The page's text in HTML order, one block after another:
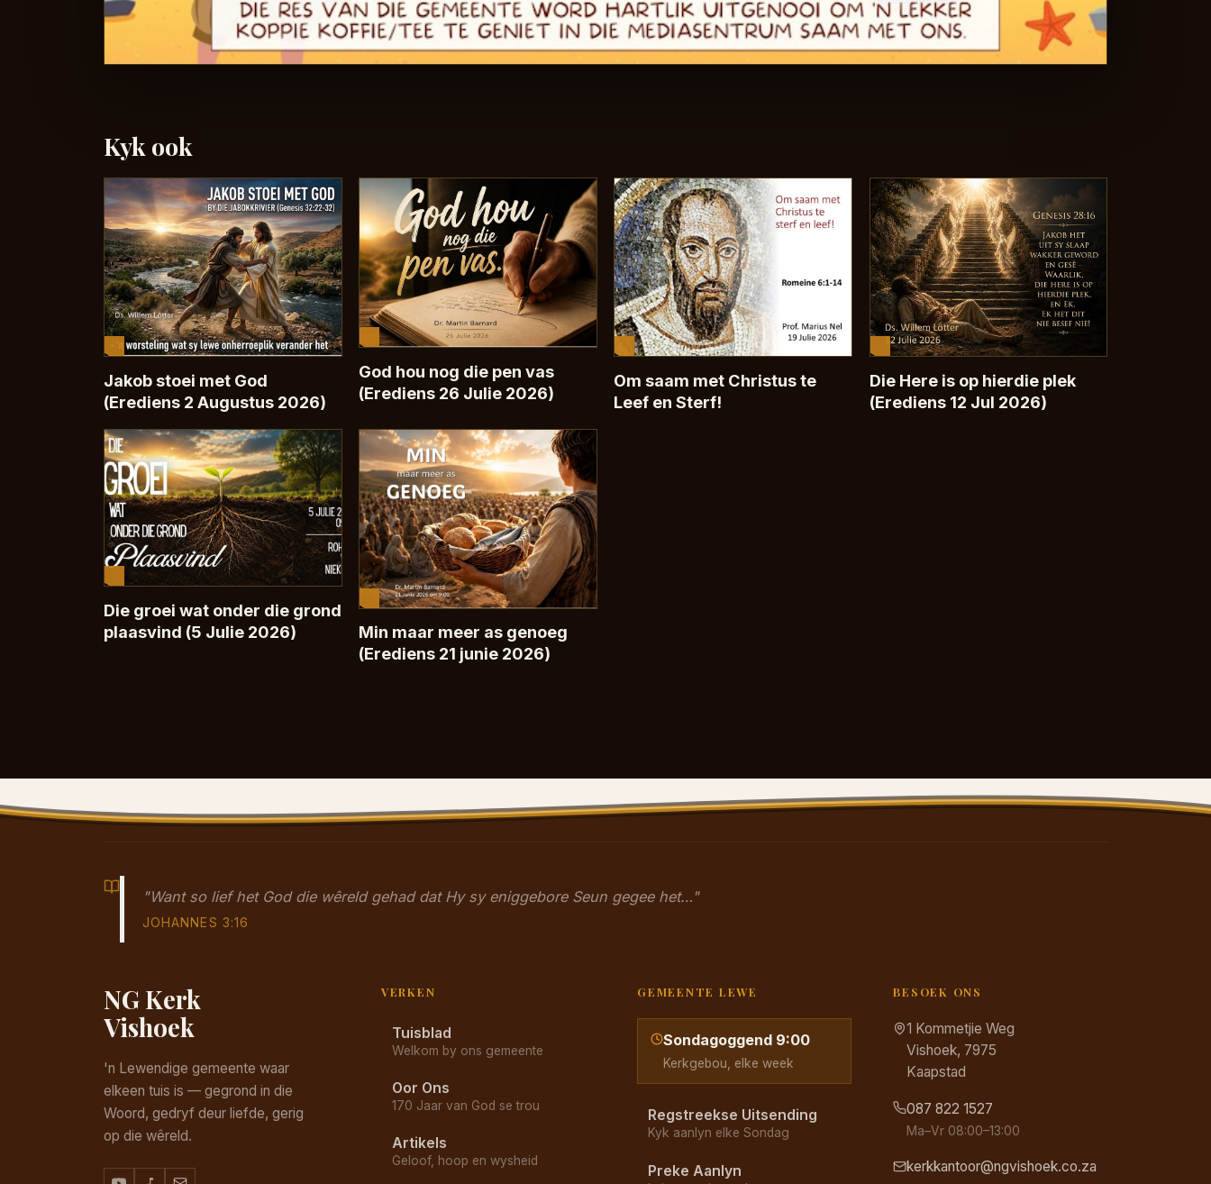
Kyk ook
Jakob stoei met God
(Erediens 2 Augustus 2026)
God hou nog die pen vas
(Erediens 26 Julie 2026)
Om saam met Christus te
Leef en Sterf!
Die Here is op hierdie plek
(Erediens 12 Jul 2026)
Die groei wat onder die grond
plaasvind (5 Julie 2026)
Min maar meer as genoeg
(Erediens 21 junie 2026)
"Want so lief het God die wêreld gehad dat Hy sy eniggebore Seun gegee het…"
JOHANNES 3:16
NG Kerk
Vishoek
'n Lewendige gemeente waar
elkeen tuis is — gegrond in die
Woord, gedryf deur liefde, gerig
op die wêreld.
VERKEN
Tuisblad
Welkom by ons gemeente
Oor Ons
170 Jaar van God se trou
Artikels
Geloof, hoop en wysheid
GEMEENTE LEWE
Sondagoggend 9:00
Kerkgebou, elke week
Regstreekse Uitsending
Kyk aanlyn elke Sondag
Preke Aanlyn
BESOEK ONS
1 Kommetjie Weg
Vishoek, 7975
Kaapstad
087 822 1527
Ma–Vr 08:00–13:00
kerkkantoor@ngvishoek.co.za